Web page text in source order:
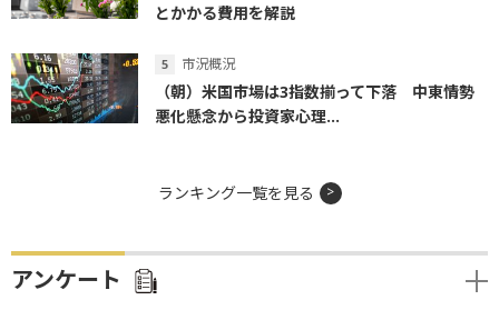
とかかる費用を解説
市況概況
（朝）米国市場は3指数揃って下落 中東情勢
悪化懸念から投資家心理...
ランキング一覧を見る
アンケート